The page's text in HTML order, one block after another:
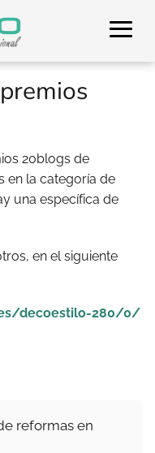
20blogs de
en la categoría de
una específica de
en el siguiente
decoestilo-280/0/
reformas en